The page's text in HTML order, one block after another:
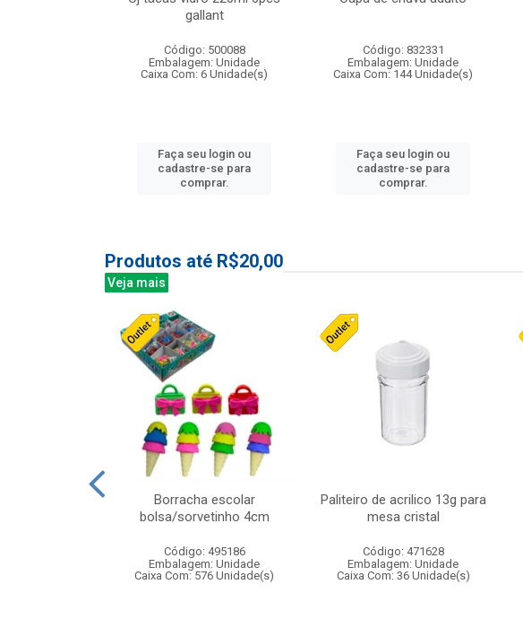
gallant
Código: 500088
Embalagem: Unidade
Caixa Com: 6 Unidade(s)
Faça seu login ou
cadastre-se para
comprar.
Código: 832331
Embalagem: Unidade
Caixa Com: 144 Unidade(s)
Faça seu login ou
cadastre-se para
comprar.
Produtos até R$20,00
Veja mais
Borracha escolar
bolsa/sorvetinho 4cm
Código: 495186
Embalagem: Unidade
Caixa Com: 576 Unidade(s)
Paliteiro de acrilico 13g para
mesa cristal
Código: 471628
Embalagem: Unidade
Caixa Com: 36 Unidade(s)